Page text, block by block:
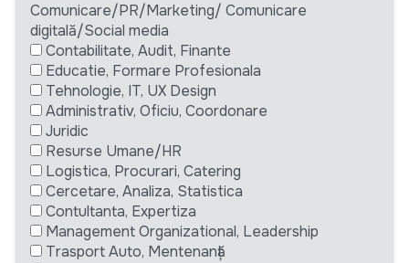
Comunicare/PR/Marketing/ Comunicare
digitală/Social media
Contabilitate, Audit, Finante
Educatie, Formare Profesionala
Tehnologie, IT, UX Design
Administrativ, Oficiu, Coordonare
Juridic
Resurse Umane/HR
Logistica, Procurari, Catering
Cercetare, Analiza, Statistica
Contultanta, Expertiza
Management Organizational, Leadership
Trasport Auto, Mentenanță